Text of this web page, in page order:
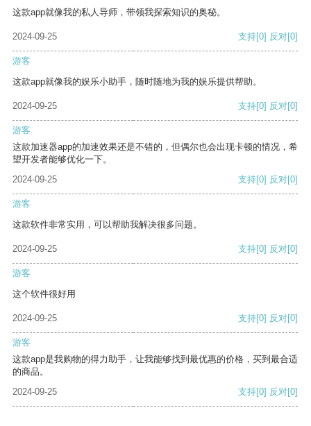
这款app就像我的私人导师，带领我探索知识的奥秘。
2024-09-25 支持[0] 反对[0]
游客
这款app就像我的娱乐小助手，随时随地为我的娱乐提供帮助。
2024-09-25 支持[0] 反对[0]
游客
这款加速器app的加速效果还是不错的，但偶尔也会出现卡顿的情况，希
望开发者能够优化一下。
2024-09-25
支持[0] 反对[0]
游客
这款软件非常实用，可以帮助我解决很多问题。
2024-09-25 支持[0] 反对[0]
游客
这个软件很好用
2024-09-25 支持[0] 反对[0]
游客
这款app是我购物的得力助手，让我能够找到最优惠的价格，买到最合适
的商品。
2024-09-25
支持[0] 反对[0]